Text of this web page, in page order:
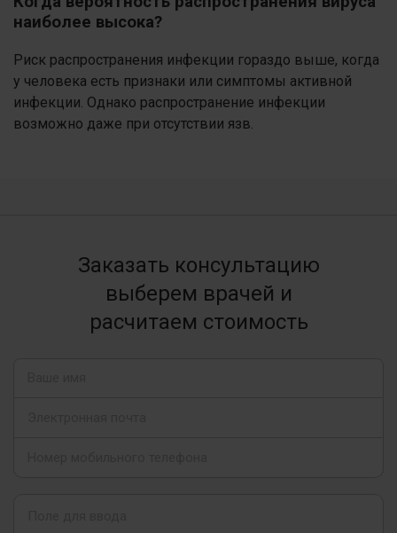
наиболее высока?
Риск распространения инфекции гораздо выше, когда
у человека есть признаки или симптомы активной
инфекции. Однако распространение инфекции
возможно даже при отсутствии язв.
Заказать консультацию
выберем врачей и
расчитаем стоимость